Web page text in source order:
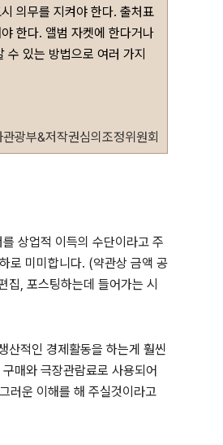
의무를 지켜야 한다. 출처표
한다. 앨범 자켓에 한다거나
수 있는 방법으로 여러 가지
광부&저작권심의조정위원회
상업적 이득의 수단이라고 주
로 미미합니다. (약관상 금액 공
, 포스팅하는데 들어가는 시
산적인 경제활동을 하는게 훨씬
매와 극장관람료로 사용되어
러운 이해를 해 주실것이라고